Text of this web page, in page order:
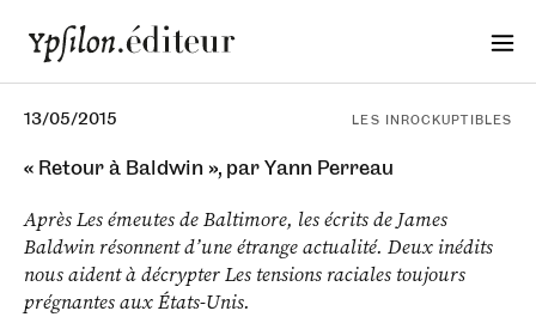
13/05/2015
« Retour à Baldwin », par Yann Perreau
LES INROCKUPTIBLES
Après Les émeutes de Baltimore, les écrits de James
Baldwin résonnent d’une étrange actualité. Deux inédits
nous aident à décrypter Les tensions raciales toujours
prégnantes aux États-Unis.